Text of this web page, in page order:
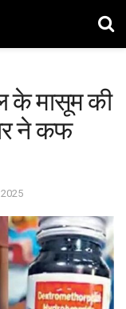
के मासूम की
ने कफ